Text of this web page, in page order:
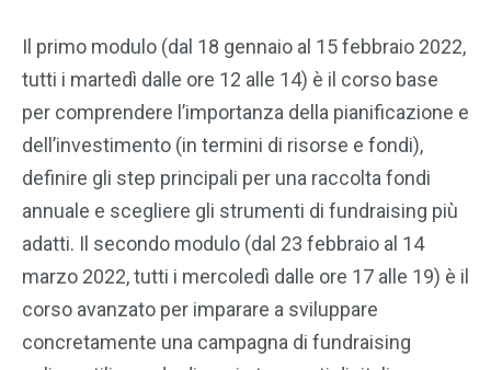
Il primo modulo (dal 18 gennaio al 15 febbraio 2022,
tutti i martedì dalle ore 12 alle 14) è il corso base
per comprendere l’importanza della pianificazione e
dell’investimento (in termini di risorse e fondi),
definire gli step principali per una raccolta fondi
annuale e scegliere gli strumenti di fundraising più
adatti. Il secondo modulo (dal 23 febbraio al 14
marzo 2022, tutti i mercoledì dalle ore 17 alle 19) è il
corso avanzato per imparare a sviluppare
concretamente una campagna di fundraising